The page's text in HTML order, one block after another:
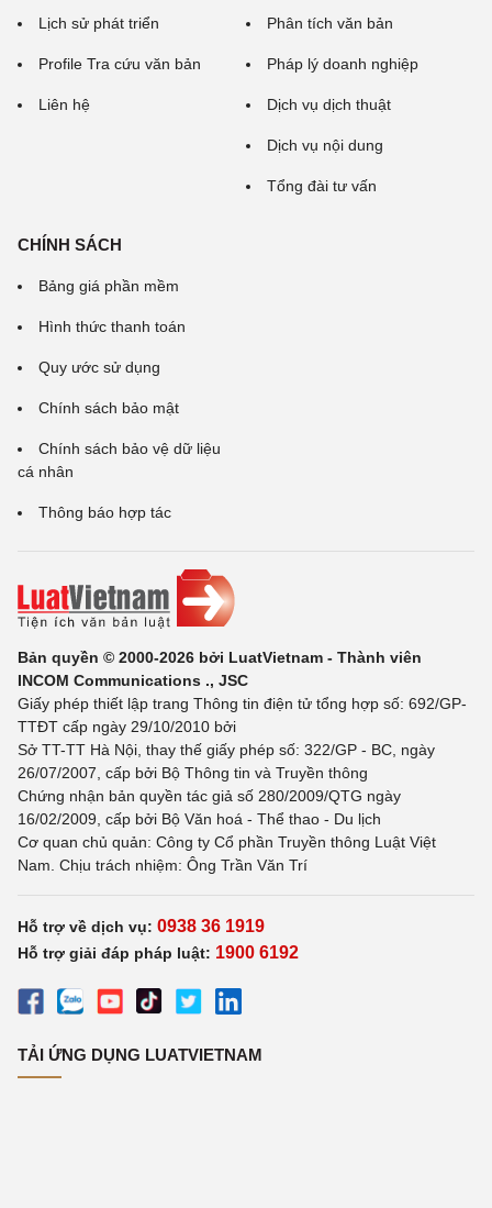
Lịch sử phát triển
Profile Tra cứu văn bản
Liên hệ
Phân tích văn bản
Pháp lý doanh nghiệp
Dịch vụ dịch thuật
Dịch vụ nội dung
Tổng đài tư vấn
CHÍNH SÁCH
Bảng giá phần mềm
Hình thức thanh toán
Quy ước sử dụng
Chính sách bảo mật
Chính sách bảo vệ dữ liệu
cá nhân
Thông báo hợp tác
Bản quyền © 2000-2026 bởi LuatVietnam - Thành viên
INCOM Communications ., JSC
Giấy phép thiết lập trang Thông tin điện tử tổng hợp số: 692/GP-
TTĐT cấp ngày 29/10/2010 bởi
Sở TT-TT Hà Nội, thay thế giấy phép số: 322/GP - BC, ngày
26/07/2007, cấp bởi Bộ Thông tin và Truyền thông
Chứng nhận bản quyền tác giả số 280/2009/QTG ngày
16/02/2009, cấp bởi Bộ Văn hoá - Thể thao - Du lịch
Cơ quan chủ quản: Công ty Cổ phần Truyền thông Luật Việt
Nam. Chịu trách nhiệm: Ông Trần Văn Trí
Hỗ trợ về dịch vụ: 0938 36 1919
Hỗ trợ giải đáp pháp luật: 1900 6192
TẢI ỨNG DỤNG LUATVIETNAM